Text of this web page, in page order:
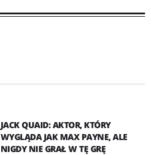
JACK QUAID: AKTOR, KTÓRY
WYGLĄDA JAK MAX PAYNE, ALE
NIGDY NIE GRAŁ W TĘ GRĘ